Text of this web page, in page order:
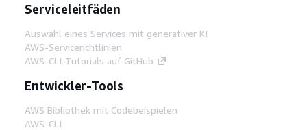
Serviceleitfäden
Auswahl eines Services mit generativer KI
AWS-Servicerichtlinien
AWS-CLI-Tutorials auf GitHub
Entwickler-Tools
AWS Bibliothek mit Codebeispielen
AWS-CLI